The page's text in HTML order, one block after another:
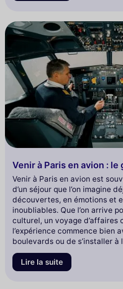
du Nord ou l'aéroport
l’autopartage dématérialisé
quartiers résidentiels du 11e
arrondissement.
Venir à Paris en avion :
Venir à Paris en avion est
d’un séjour que l’on imagine
découvertes, en émotions et
inoubliables. Que l’on arrive
culturel, un voyage d’affaires
l’expérience commence bien
boulevards ou de s’installer à
Elle débute à l’aéroport.
Lire la suite